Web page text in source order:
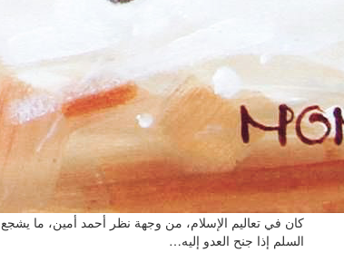
كان في تعاليم الإسلام، من وجهة نظر أحمد أمين، ما
السلم إذا جنح العدو إليه…